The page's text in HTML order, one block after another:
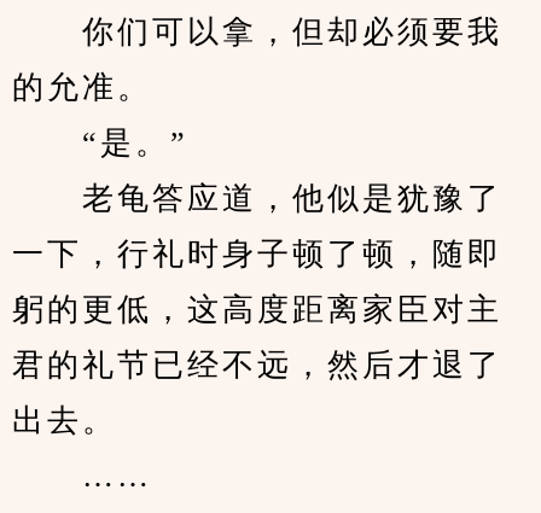
你们可以拿，但却必须要我
的允准。
“是。”
老龟答应道，他似是犹豫了
一下，行礼时身子顿了顿，随即
躬的更低，这高度距离家臣对主
君的礼节已经不远，然后才退了
出去。
……